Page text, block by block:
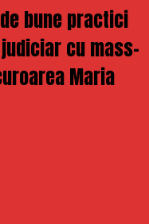
bune practici
cu mass-
Maria